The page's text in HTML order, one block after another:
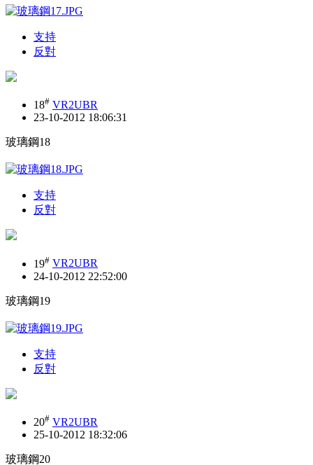
支持
反對
18# VR2UBR
23-10-2012 18:06:31
玻璃鋼18
支持
反對
19# VR2UBR
24-10-2012 22:52:00
玻璃鋼19
支持
反對
20# VR2UBR
25-10-2012 18:32:06
玻璃鋼20